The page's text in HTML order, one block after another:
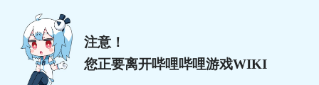
注意！
您正要离开哔哩哔哩游戏WIKI